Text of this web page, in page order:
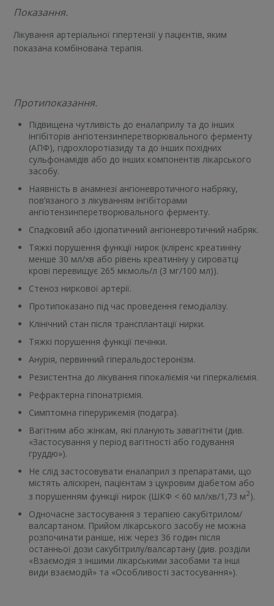
Показання.
Лікування артеріальної гіпертензії у пацієнтів‚ яким
показана комбінована терапія.
Протипоказання.
Підвищена чутливість до еналаприлу та до інших
інгібіторів ангіотензинперетворювального ферменту
(АПФ), гідрохлоротіазиду та до інших похідних
сульфонамідів або до інших компонентів лікарського
засобу.
Наявність в анамнезі ангіоневротичного набряку,
пов’язаного з лікуванням інгібіторами
ангіотензинперетворювального ферменту.
Спадковий або ідіопатичний ангіоневротичний набряк.
Тяжкі порушення функції нирок (кліренс креатиніну
менше 30 мл/хв або рівень креатиніну у сироватці
крові перевищує 265 мкмоль/л (3 мг/100 мл)).
Стеноз ниркової артерії.
Протипоказано під час проведення гемодіалізу.
Клінічний стан після трансплантації нирки.
Тяжкі порушення функції печінки.
Анурія, первинний гіперальдостеронізм.
Резистентна до лікування гіпокаліємія чи гіперкаліємія.
Рефрактерна гіпонатріємія.
Симптомна гіперурикемія (подагра).
Вагітним або жінкам, які планують завагітніти (див.
«Застосування у період вагітності або годування
груддю»).
Не слід застосовувати еналаприл з препаратами, що
містять аліскірен, пацієнтам з цукровим діабетом або
з порушенням функції нирок (ШКФ < 60 мл/хв/1,73 м2).
Одночасне застосування з терапією сакубітрилом/
валсартаном. Прийом лікарського засобу не можна
розпочинати раніше, ніж через 36 годин після
останньої дози сакубітрилу/валсартану (див. розділи
«Взаємодія з іншими лікарськими засобами та інші
види взаємодій» та «Особливості застосування»).